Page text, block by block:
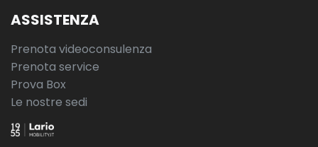
ASSISTENZA
Prenota videoconsulenza
Prenota service
Prova Box
Le nostre sedi